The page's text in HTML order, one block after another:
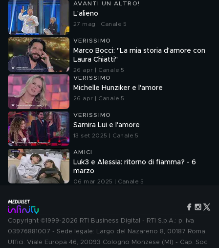
AVANTI UN ALTRO!
L'alieno
27 mag | Canale 5
VERISSIMO
Marco Bocci: "La mia storia d'amore con
Laura Chiatti"
26 apr | Canale 5
VERISSIMO
Michelle Hunziker e l'amore
26 apr | Canale 5
VERISSIMO
Samira Lui e l'amore
13 set 2025 | Canale 5
AMICI
Luk3 e Alessia: ritorno di fiamma? - 6
marzo
06 mar 2025 | Canale 5
Copyright ©1999-2026 RTI Business Digital - RTI S.p.A.: p. iva
03976881007 - Sede legale: Largo del Nazareno 8, 00187 Roma.
Uffici: Viale Europa 46, 20093 Cologno Monzese (MI) - Cap. Soc.